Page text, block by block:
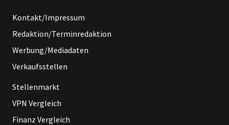
Kontakt/Impressum
Redaktion/Terminredaktion
Werbung/Mediadaten
Verkaufsstellen
Stellenmarkt
VPN Vergleich
Finanz Vergleich